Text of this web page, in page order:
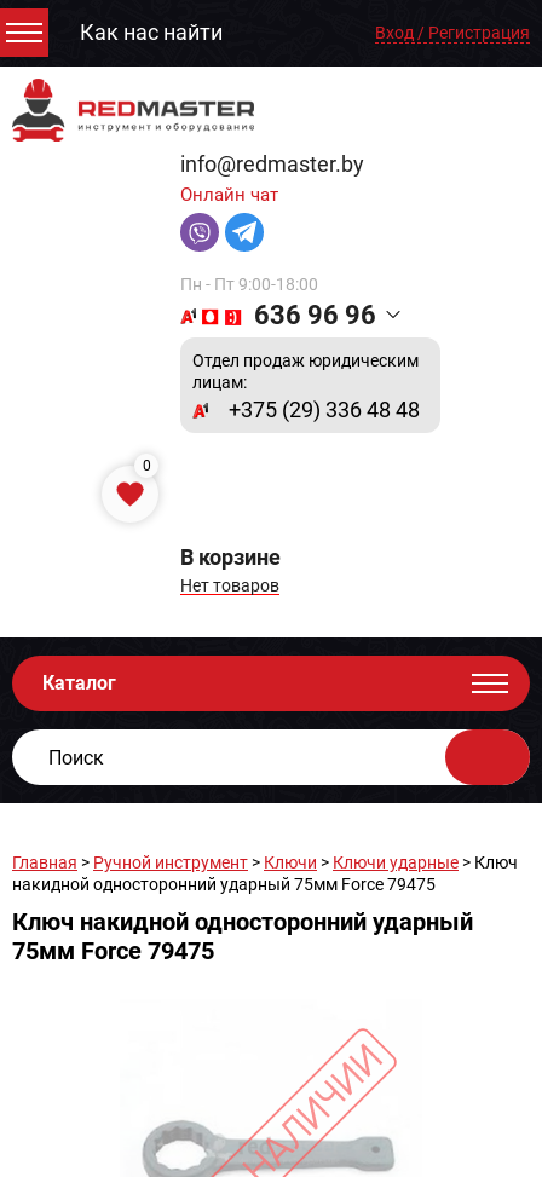
Как нас найти Вход / Регистрация
info@redmaster.by
Онлайн чат
Пн - Пт 9:00-18:00
636 96 96
Отдел продаж юридическим
лицам:
+375 (29) 336 48 48
0
В корзине
Нет товаров
Каталог
Главная > Ручной инструмент > Ключи > Ключи ударные > Ключ
накидной односторонний ударный 75мм Force 79475
Ключ накидной односторонний ударный
75мм Force 79475